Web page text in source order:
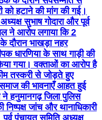
को हटाने की मांग की गई।
सुभाष गोदारा और पूर्व
ने आरोप लगाया कि 2
भाखड़ा नहर
धारणिया के साथ गाड़ी की
गया। वक्ताओं का आरोप है
तस्करी से जोड़ते हुए
की भावनाएँ आहत हुई
हनुमानगढ़ जिला पुलिस
जांच और थानाधिकारी
पंचायत समिति अध्यक्ष